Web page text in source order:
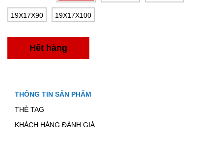
19X17X90 19X17X100
Hết hàng
THÔNG TIN SẢN PHẨM
THẺ TAG
KHÁCH HÀNG ĐÁNH GIÁ